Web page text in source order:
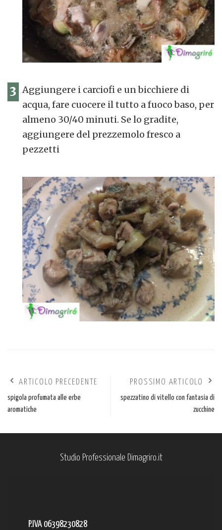
3 Aggiungere i carciofi e un bicchiere di
acqua, fare cuocere il tutto a fuoco baso, per
almeno 30/40 minuti. Se lo gradite,
aggiungere del prezzemolo fresco a
pezzetti
ARTICOLO PRECEDENTE
spigola profumata alle erbe
aromatiche
PROSSIMO ARTICOLO
spezzatino di vitello con fantasia di
zucchine
Studio Professionale Dimagriro.it
P.IVA 06398230828